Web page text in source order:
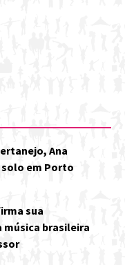
Ana
em Porto
sua
música brasileira